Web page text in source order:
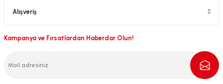
Alışveriş
Kampanya ve Fırsatlardan Haberdar Olun!